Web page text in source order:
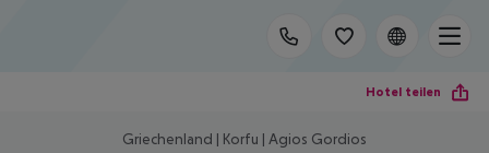
Hotel teilen
Griechenland | Korfu | Agios Gordios